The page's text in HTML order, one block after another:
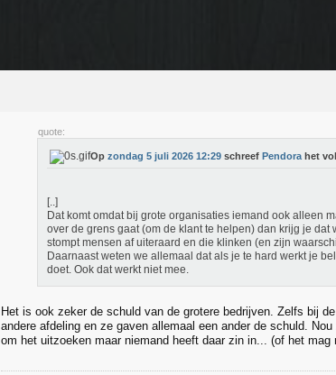
quote:
Op zondag 5 juli 2026 12:29 schreef Pendora het
[..]
Dat komt omdat bij grote organisaties iemand ook alleen
over de grens gaat (om de klant te helpen) dan krijg je
stompt mensen af uiteraard en die klinken (en zijn
Daarnaast weten we allemaal dat als je te hard werkt je
doet. Ook dat werkt niet mee.
Het is ook zeker de schuld van de grotere bedrijven. Zelfs bij
andere afdeling en ze gaven allemaal een ander de schuld.
om het uitzoeken maar niemand heeft daar zin in... (of het